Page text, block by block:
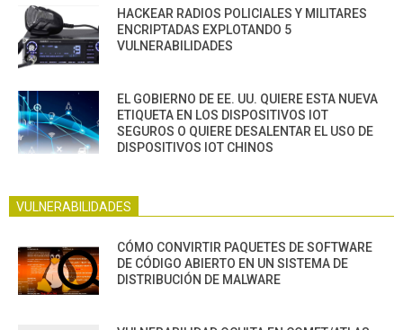
HACKEAR RADIOS POLICIALES Y MILITARES
ENCRIPTADAS EXPLOTANDO 5
VULNERABILIDADES
EL GOBIERNO DE EE. UU. QUIERE ESTA NUEVA
ETIQUETA EN LOS DISPOSITIVOS IOT
SEGUROS O QUIERE DESALENTAR EL USO DE
DISPOSITIVOS IOT CHINOS
VULNERABILIDADES
CÓMO CONVIRTIR PAQUETES DE SOFTWARE
DE CÓDIGO ABIERTO EN UN SISTEMA DE
DISTRIBUCIÓN DE MALWARE